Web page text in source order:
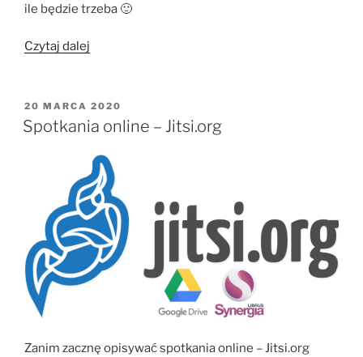
ile będzie trzeba 🙂
Czytaj dalej
smarthome”
OPUBLIKOWANE
W
20 MARCA 2020
Spotkania online – Jitsi.org
Zanim zacznę opisywać spotkania online – Jitsi.org